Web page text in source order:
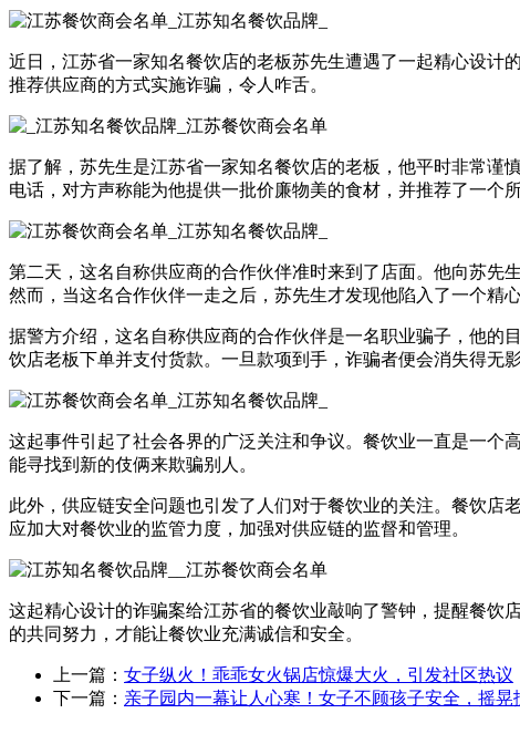
近日，江苏省一家知名餐饮店的老板苏先生遭遇了一起精心设计
推荐供应商的方式实施诈骗，令人咋舌。
据了解，苏先生是江苏省一家知名餐饮店的老板，他平时非常谨
电话，对方声称能为他提供一批价廉物美的食材，并推荐了一个
第二天，这名自称供应商的合作伙伴准时来到了店面。他向苏先
然而，当这名合作伙伴一走之后，苏先生才发现他陷入了一个精
据警方介绍，这名自称供应商的合作伙伴是一名职业骗子，他的
饮店老板下单并支付货款。一旦款项到手，诈骗者便会消失得无影
这起事件引起了社会各界的广泛关注和争议。餐饮业一直是一个
能寻找到新的伎俩来欺骗别人。
此外，供应链安全问题也引发了人们对于餐饮业的关注。餐饮
应加大对餐饮业的监管力度，加强对供应链的监督和管理。
这起精心设计的诈骗案给江苏省的餐饮业敲响了警钟，提醒餐饮
的共同努力，才能让餐饮业充满诚信和安全。
上一篇： 女子纵火！乖乖女火锅店惊爆大火，引发社区热议
下一篇： 亲子园内一幕让人心寒！女子不顾孩子安全，摇晃